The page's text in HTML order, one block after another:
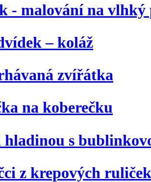
- malování na
– koláž
zvířátka
na koberečku
hladinou s
z krepových ruliček